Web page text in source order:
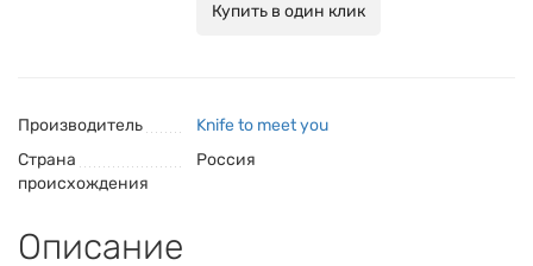
Купить в один клик
Производитель
Knife to meet you
Страна
происхождения
Россия
Описание